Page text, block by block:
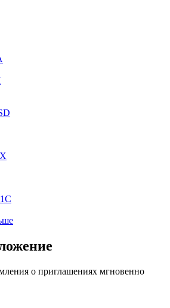
о приглашениях мгновенно